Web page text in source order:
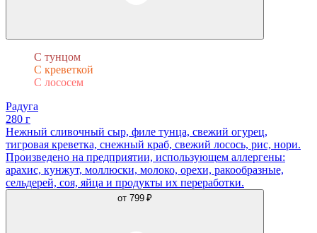
С тунцом
С креветкой
С лососем
Радуга
280 г
Нежный сливочный сыр, филе тунца, свежий огурец,
тигровая креветка, снежный краб, свежий лосось, рис, нори.
Произведено на предприятии, использующем аллергены:
арахис, кунжут, моллюски, молоко, орехи, ракообразные,
сельдерей, соя, яйца и продукты их переработки.
от 799 ₽